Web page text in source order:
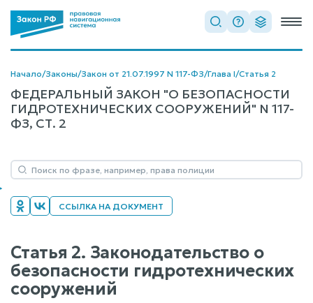
Начало/Законы/Закон от 21.07.1997 N 117-ФЗ/Глава I/Статья 2
ФЕДЕРАЛЬНЫЙ ЗАКОН "О БЕЗОПАСНОСТИ
ГИДРОТЕХНИЧЕСКИХ СООРУЖЕНИЙ" N 117-
ФЗ, СТ. 2
ССЫЛКА НА ДОКУМЕНТ
Статья 2. Законодательство о
безопасности гидротехнических
сооружений